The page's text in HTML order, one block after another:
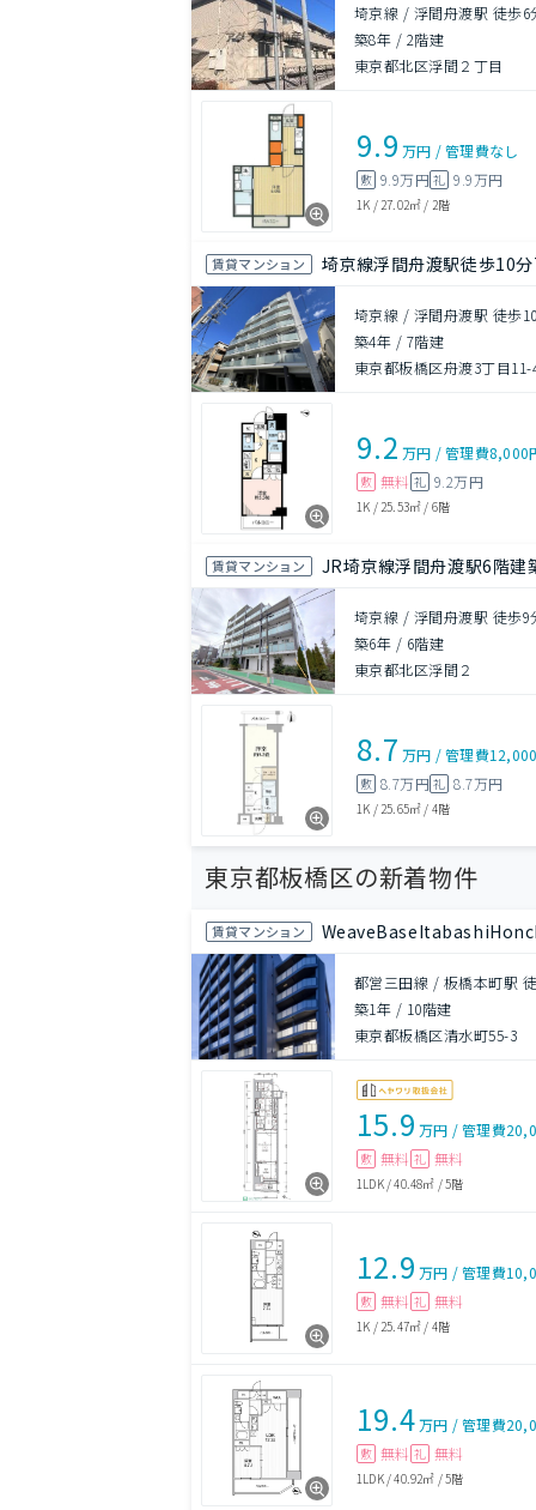
埼京線 / 浮間舟渡駅 徒歩6
築8年 / 2階建
東京都北区浮間２丁目
9.9 万円 /管理費なし
敷 9.9万円礼 9.9万円
1K / 27.02㎡ / 2階
賃貸マンション 埼京線浮間舟渡駅徒歩10
埼京線 / 浮間舟渡駅 徒歩
築4年 / 7階建
東京都板橋区舟渡3丁目11-
9.2 万円 /管理費8,000
敷 無料 礼 9.2万円
1K / 25.53㎡ / 6階
賃貸マンション JR埼京線浮間舟渡駅6階建
埼京線 / 浮間舟渡駅 徒歩9
築6年 / 6階建
東京都北区浮間２
8.7 万円 /管理費
敷 8.7万円礼 8.7万円
1K / 25.65㎡ / 4階
東京都板橋区の新着物件
賃貸マンション
都営三田線 / 板橋本町駅
築1年 / 10階建
東京都板橋区清水町55-3
15.9 万円 /管理費
敷 無料 礼 無料
1LDK/40.48㎡ /5階
12.9 万円 /管理費
敷 無料 礼 無料
1K / 25.47㎡ / 4階
19.4万円 /管理費
敷 無料 礼 無料
1LDK/40.92㎡ /5階